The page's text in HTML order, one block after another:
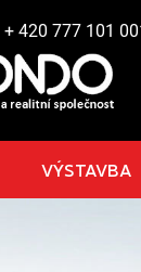
+ 420 777 101
VÝSTAVBA